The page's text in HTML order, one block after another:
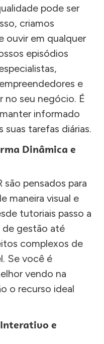
pode ser
criamos
ouvir em qualquer
episódios
e
no seu negócio. É
informado
tarefas diárias.
Dinâmica e
são pensados para
maneira visual e
tutoriais passo a
de gestão até
complexos de
Se você é
vendo na
o recurso ideal
e